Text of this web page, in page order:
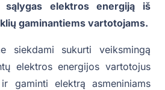
sąlygas elektros energiją iš
gaminantiems vartotojams.
siekdami sukurti veiksmingą
elektros energijos vartotojus
gaminti elektrą asmeniniams